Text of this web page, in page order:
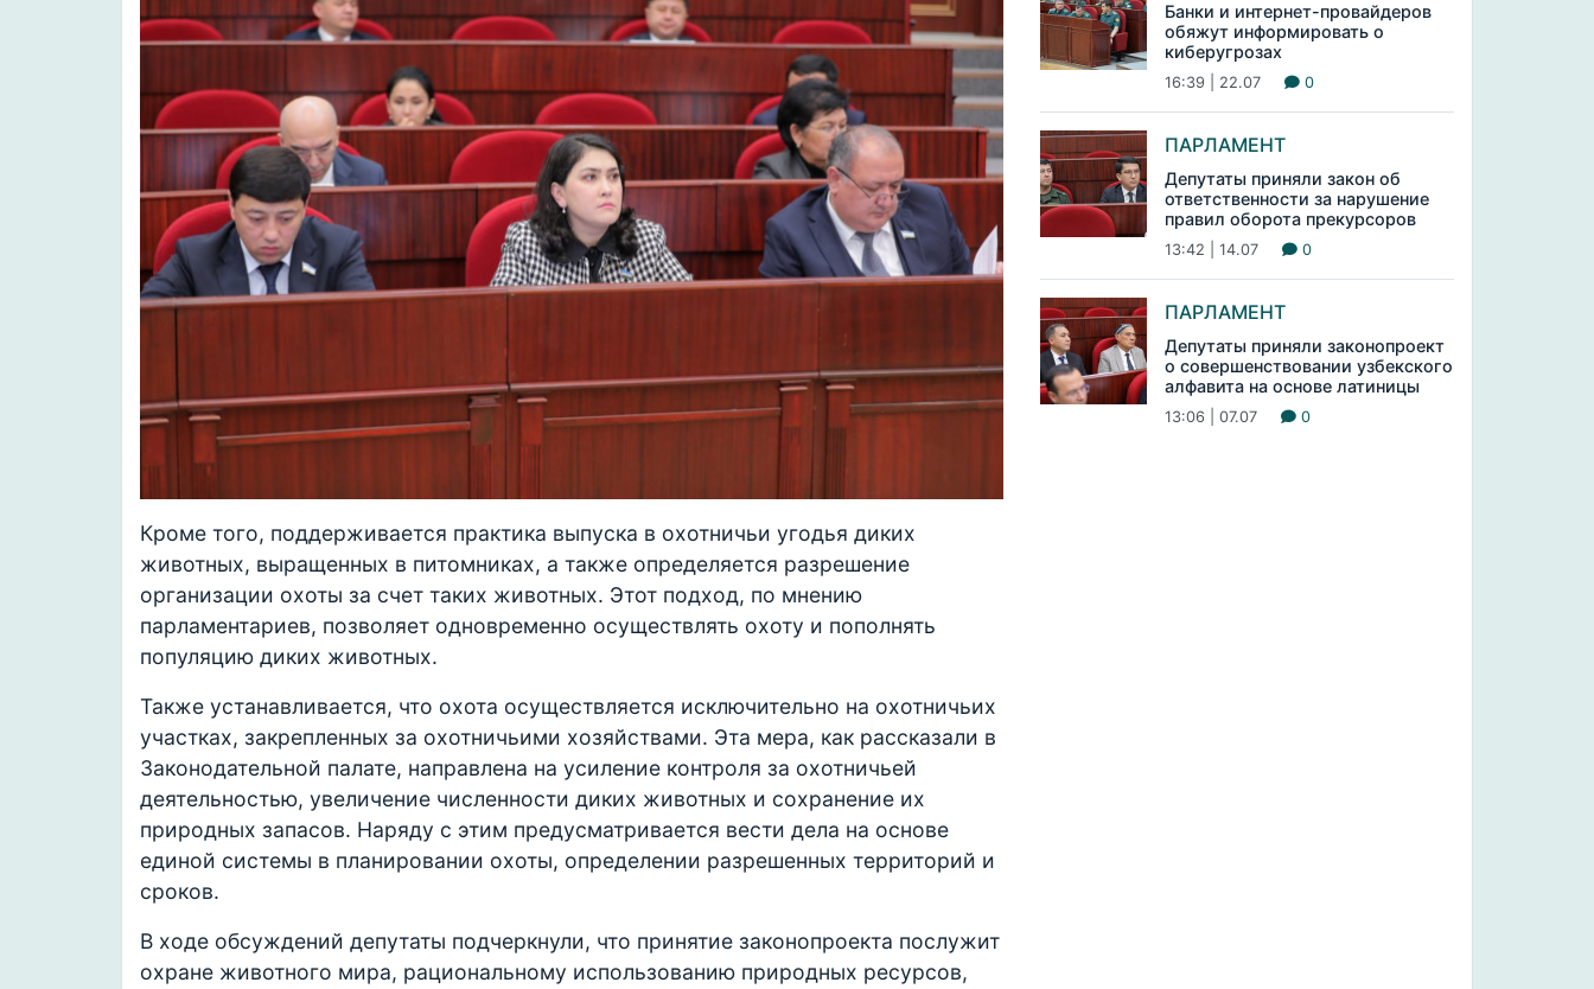
Кроме того, поддерживается практика выпуска в охотничьи угодья диких
животных, выращенных в питомниках, а также определяется разрешение
организации охоты за счет таких животных. Этот подход, по мнению
парламентариев, позволяет одновременно осуществлять охоту и пополнять
популяцию диких животных.
Также устанавливается, что охота осуществляется исключительно на охотничьих
участках, закрепленных за охотничьими хозяйствами. Эта мера, как рассказали в
Законодательной палате, направлена на усиление контроля за охотничьей
деятельностью, увеличение численности диких животных и сохранение их
природных запасов. Наряду с этим предусматривается вести дела на основе
единой системы в планировании охоты, определении разрешенных территорий и
сроков.
В ходе обсуждений депутаты подчеркнули, что принятие законопроекта послужит
охране животного мира, рациональному использованию природных ресурсов,
Банки и интернет-провайдеров
обяжут информировать о
киберугрозах
16:39 | 22.07 0
ПАРЛАМЕНТ
Депутаты приняли закон об
ответственности за нарушение
правил оборота прекурсоров
13:42 | 14.07 0
ПАРЛАМЕНТ
Депутаты приняли законопроект
о совершенствовании узбекского
алфавита на основе латиницы
13:06 | 07.07 0